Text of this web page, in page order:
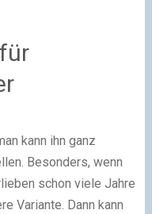
kann ihn ganz
Besonders, wenn
schon viele Jahre
Variante. Dann kann